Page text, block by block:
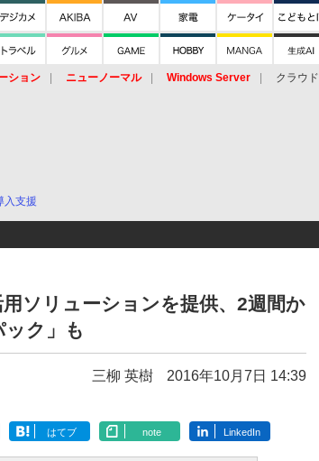
ション ニューノーマル Windows Server クラウド
入支援
ソリューションを提供、2週間か
ック」も
三柳 英樹 2016年10月7日 14:39
はてブ note LinkedIn